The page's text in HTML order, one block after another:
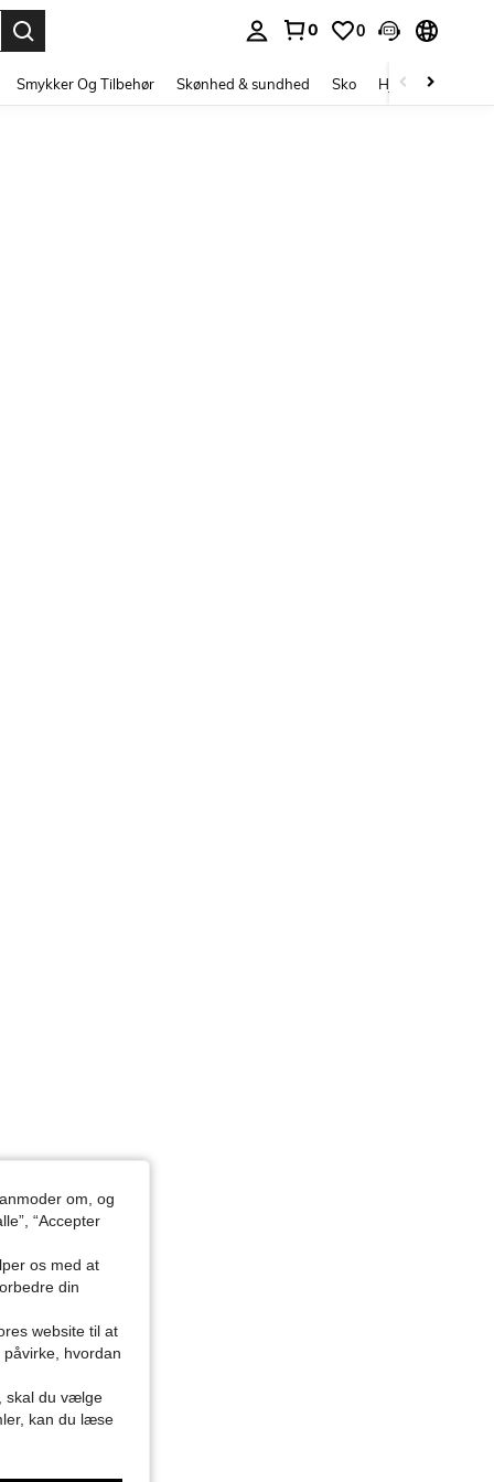
0 0
Smykker Og Tilbehør Skønhed & sundhed Sko Hjem Tekstiler
om, og
“Accepter
os med at
din
website til at
hvordan
skal du vælge
kan du læse